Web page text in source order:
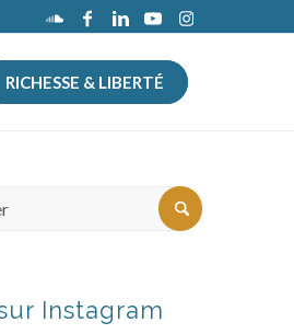
RICHESSE & LIBERTÉ
Instagram